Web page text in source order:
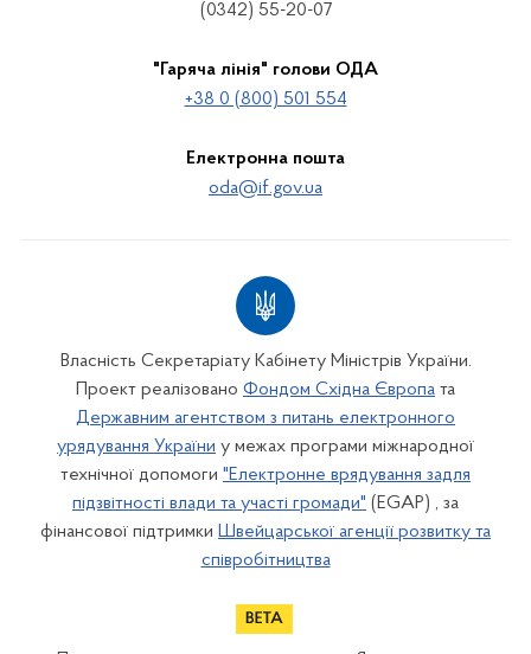
(0342) 55-20-07
"Гаряча лінія" голови ОДА
+38 0 (800) 501 554
Електронна пошта
oda@if.gov.ua
Власність Секретаріату Кабінету Міністрів України.
Проект реалізовано Фондом Східна Європа та
Державним агентством з питань електронного
урядування України у межах програми міжнародної
технічної допомоги "Електронне врядування задля
підзвітності влади та участі громади" (EGAP) , за
фінансової підтримки Швейцарської агенції розвитку та
співробітництва